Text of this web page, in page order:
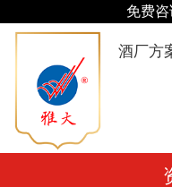
免费咨
酒厂方